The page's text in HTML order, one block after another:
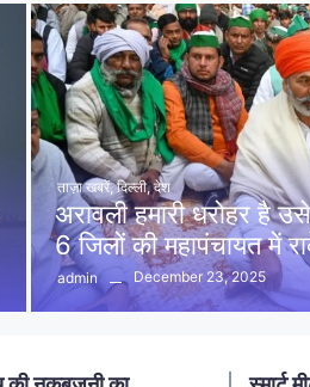
ताज़ा खबरें, दिल्ली, देश
अरावली हमारी धरोहर है
6 जिलों की महापंचायत में
admin December 23, 2025
नलखेड़ा: